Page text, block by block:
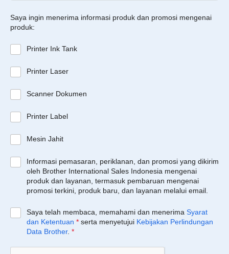
Saya ingin menerima informasi produk dan promosi mengenai
produk:
Printer Ink Tank
Printer Laser
Scanner Dokumen
Printer Label
Mesin Jahit
Informasi pemasaran, periklanan, dan promosi yang dikirim
oleh Brother International Sales Indonesia mengenai
produk dan layanan, termasuk pembaruan mengenai
promosi terkini, produk baru, dan layanan melalui email.
Saya telah membaca, memahami dan menerima Syarat
dan Ketentuan * serta menyetujui Kebijakan Perlindungan
Data Brother. *